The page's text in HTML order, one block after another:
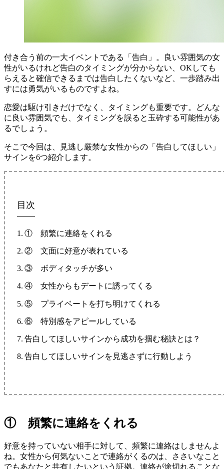
付き合う前の一大イベントである「告白」。良い雰囲気の女
性がいるけれど告白のタイミングが分からない、OKしても
らえると確信できるまでは告白したくないなど、一歩踏み出
すには勇気がいるものですよね。
恋愛は駆け引きだけでなく、タイミングも重要です。どんな
に良い雰囲気でも、タイミングを誤ると玉砕する可能性があ
るでしょう。
そこで今回は、見逃し厳禁な女性からの「告白してほしい」
サインを6つ紹介します。
目次
① 頻繁に連絡をくれる
② 文面に好意が表れている
③ ボディタッチが多い
④ 女性からもデートに誘ってくる
⑤ プライベートを打ち明けてくれる
⑥ 特別感をアピールしている
告白してほしいサインから成功を掴む秘訣とは？
告白してほしいサインを見逃さずに行動しよう
① 頻繁に連絡をくれる
好意を持っていない相手に対して、頻繁に連絡はしませんよ
ね。女性から何気ないことで連絡がくるのは、ささいなこと
でもあなたと共有したいという証拠。連絡が途切れることな